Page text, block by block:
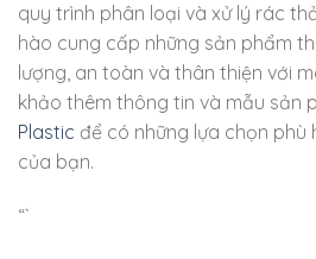
quy trình phân loại và xử lý rác
hào cung cấp những sản phẩm
lượng, an toàn và thân thiện với
khảo thêm thông tin và mẫu sản
Plastic để có những lựa chọn phù
của bạn.
“`